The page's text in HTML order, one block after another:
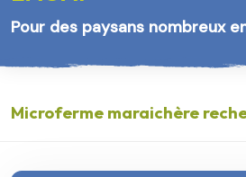
Pour des paysans nombreux
Microferme maraichère